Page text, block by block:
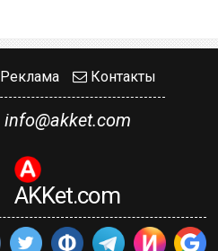
Реклама Контакты
info@akket.com
AKKet.com